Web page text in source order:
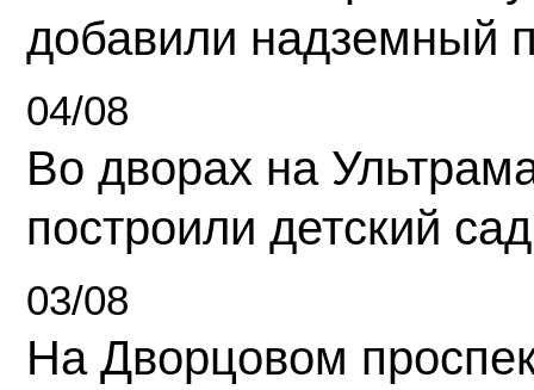
добавили надземный
04/08
Во дворах на
построили детский сад
03/08
На Дворцовом